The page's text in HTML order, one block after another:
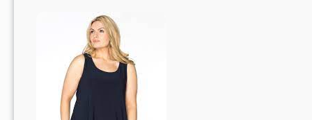
voor
Grote
Maten:
Professioneel
Comfortabel